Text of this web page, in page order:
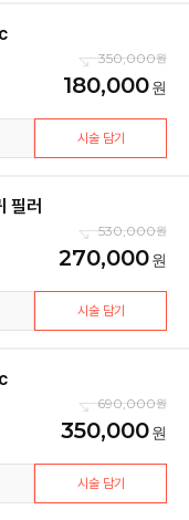
350,000
180,000
시술 담기
필러
530,000
270,000
시술 담기
690,000
350,000
시술 담기